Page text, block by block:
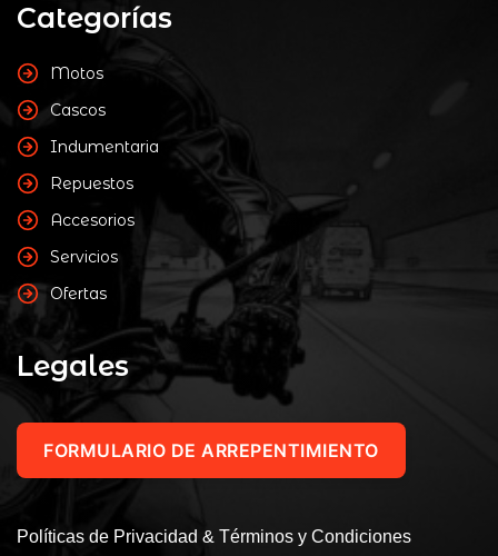
Categorías
Motos
Cascos
Indumentaria
Repuestos
Accesorios
Servicios
Ofertas
Legales
FORMULARIO DE ARREPENTIMIENTO
Políticas de Privacidad & Términos y Condiciones